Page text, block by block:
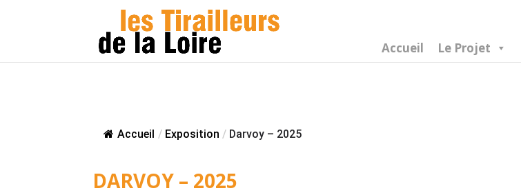
Accueil Le Projet
Accueil / Exposition / Darvoy – 2025
DARVOY – 2025